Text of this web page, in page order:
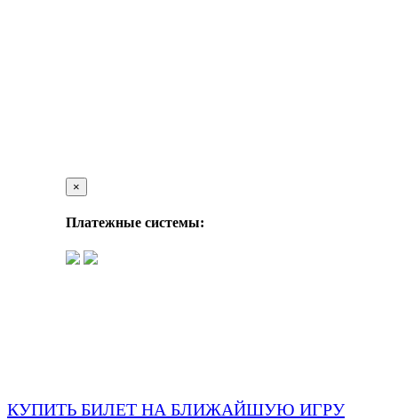
×
Платежные системы:
КУПИТЬ БИЛЕТ НА БЛИЖАЙШУЮ ИГРУ